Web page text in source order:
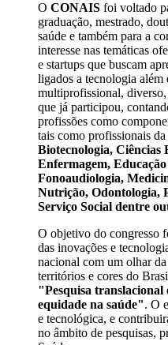
O CONAIS foi voltado
graduação, mestrado,
saúde e também para a
interesse nas temáticas
e startups que buscam
ligados a tecnologia
multiprofissional,
que já participou,
profissões como
tais como profissionais da
Biotecnologia, Ciências
Enfermagem,
Fonoaudiologia,
Nutrição, Odontologia,
Serviço Social dentre
O objetivo do congresso
das inovações e
nacional com um olhar
territórios e cores do
"Pesquisa translacional
equidade na saúde". O
e tecnológica, e
no âmbito de pesquisas,